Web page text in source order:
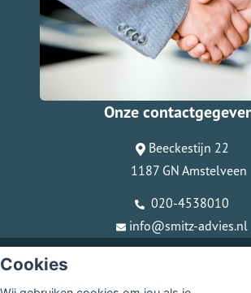
Cookies
Onze
Beeckestijn 22
1187 GN Amstelveen
020-4538010
info@smitz-advies.nl
Sitemap